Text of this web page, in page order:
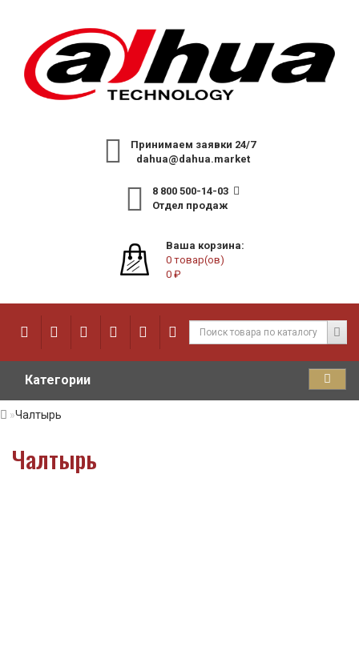
Принимаем заявки 24/7
dahua@dahua.market
8 800 500-14-03
Отдел продаж
Ваша корзина:
0 товар(ов)
0 ₽
Категории
Чалтырь
Чалтырь